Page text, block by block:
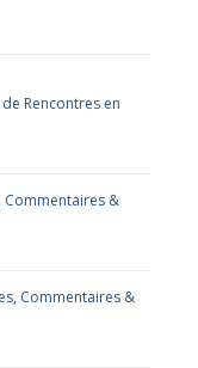
Rencontres en
Commentaires &
Commentaires &